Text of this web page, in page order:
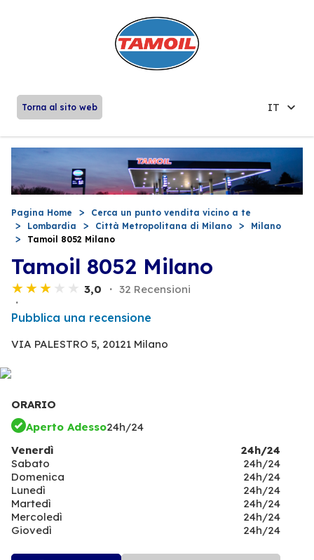
Torna al sito web IT
Pagina Home
Cerca un punto vendita vicino a te
Lombardia
Città Metropolitana di Milano
Milano
Tamoil 8052 Milano
Tamoil 8052 Milano
3,0 32 Recensioni
Pubblica una recensione
VIA PALESTRO 5, 20121 Milano
ORARIO
Aperto Adesso24h/24
Venerdì
24h/24
Sabato
24h/24
Domenica
24h/24
Lunedì
24h/24
Martedì
24h/24
Mercoledì
24h/24
Giovedì
24h/24